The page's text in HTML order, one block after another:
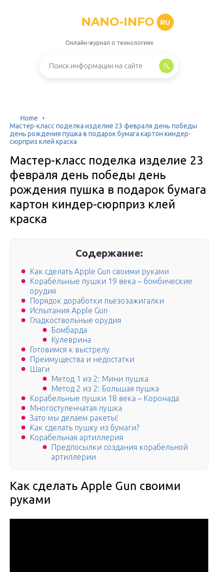
NANO-INFO RU
Онлайн-журнал о технологиях
Home
Мастер-класс поделка изделие 23 февраля день победы
день рождения пушка в подарок бумага картон киндер-
сюрприз клей краска
Мастер-класс поделка изделие 23
февраля день победы день
рождения пушка в подарок бумага
картон киндер-сюрприз клей
краска
Содержание:
Как сделать Apple Gun своими руками
Корабельные пушки 19 века – бомбические
орудия
Порядок доработки пьезозажигалки
Испытания Apple Gun
Гладкоствольные орудия
Бомбарда
Кулеврина
Готовимся к выстрелу
Преимущества и недостатки
Шаги
Метод 1 из 2: Мини пушка
Метод 2 из 2: Большая пушка
Корабельные пушки 18 века – Коронада
Многоступенчатая пушка
Зато мы делаем ракеты!
Как сделать пушку из бумаги?
Корабельная артиллерия
Предпосылки создания корабельной
артиллерии
Как сделать Apple Gun своими
руками